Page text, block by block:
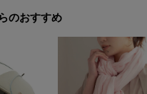
のおすすめ